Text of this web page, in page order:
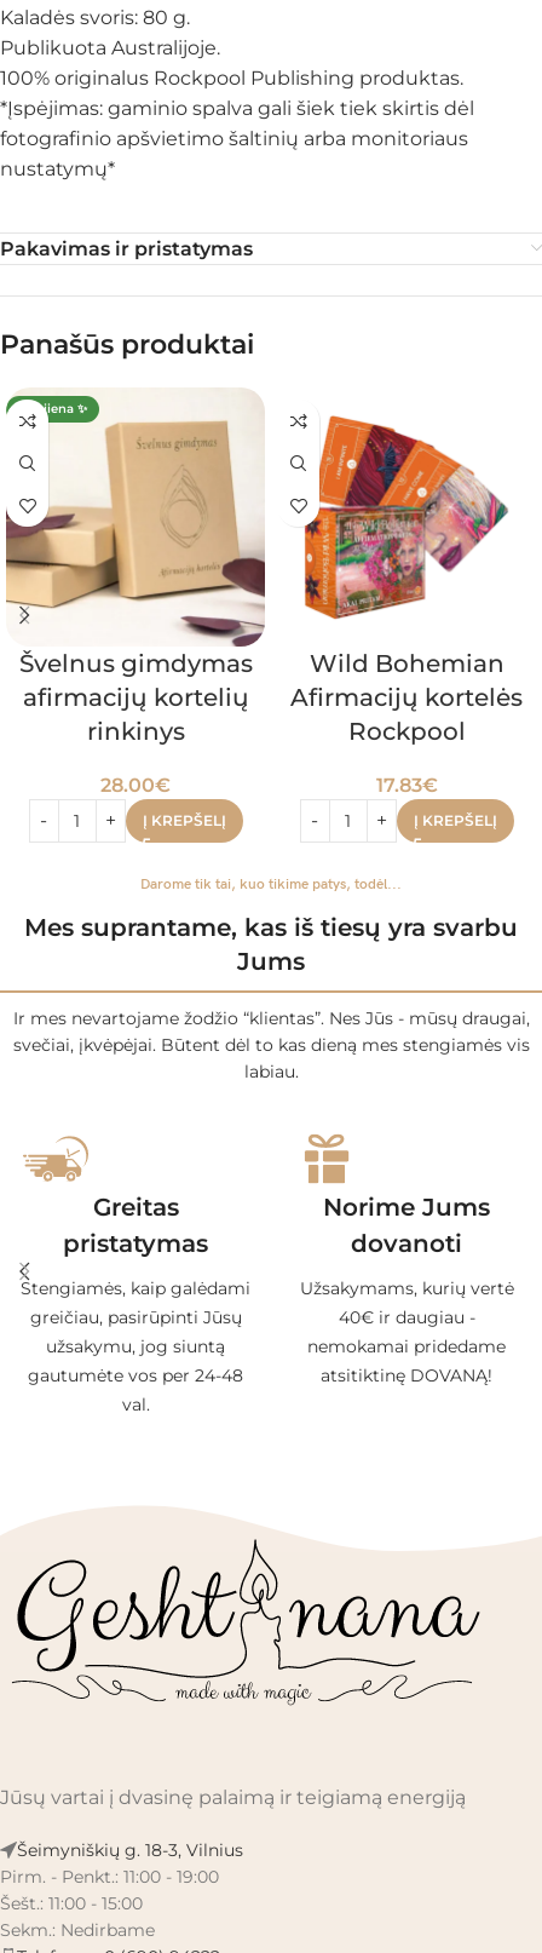
Kaladės svoris: 80 g.
Publikuota Australijoje.
100% originalus Rockpool Publishing produktas.
*Įspėjimas: gaminio spalva gali šiek tiek skirtis dėl
fotografinio apšvietimo šaltinių arba monitoriaus
nustatymų*
Pakavimas ir pristatymas
Panašūs produktai
Naujiena ✨
Švelnus gimdymas
afirmacijų kortelių
rinkinys
28.00€
Į KREPŠELĮ
Wild Bohemian
Afirmacijų kortelės
Rockpool
17.83€
Į KREPŠELĮ
Darome tik tai, kuo tikime patys, todėl...
Mes suprantame, kas iš tiesų yra svarbu
Jums
Ir mes nevartojame žodžio “klientas”. Nes Jūs - mūsų draugai,
svečiai, įkvėpėjai. Būtent dėl to kas dieną mes stengiamės vis
labiau.
Greitas
pristatymas
Stengiamės, kaip galėdami
greičiau, pasirūpinti Jūsų
užsakymu, jog siuntą
gautumėte vos per 24-48
val.
Norime Jums
dovanoti
Užsakymams, kurių vertė
40€ ir daugiau -
nemokamai pridedame
atsitiktinę DOVANĄ!
Jūsų vartai į dvasinę palaimą ir teigiamą energiją
Šeimyniškių g. 18-3, Vilnius
Pirm. - Penkt.: 11:00 - 19:00
Šešt.: 11:00 - 15:00
Sekm.: Nedirbame